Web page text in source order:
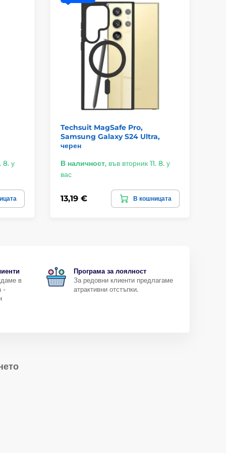
8. у
Techsuit MagSafe Pro,
Samsung Galaxy S24 Ultra,
черен
В наличност, във вторник 11. 8. у
вас
13,19 € В кошницата
в
-
Програма за лоялност
За редовни клиенти предлагаме
атрактивни отстъпки.